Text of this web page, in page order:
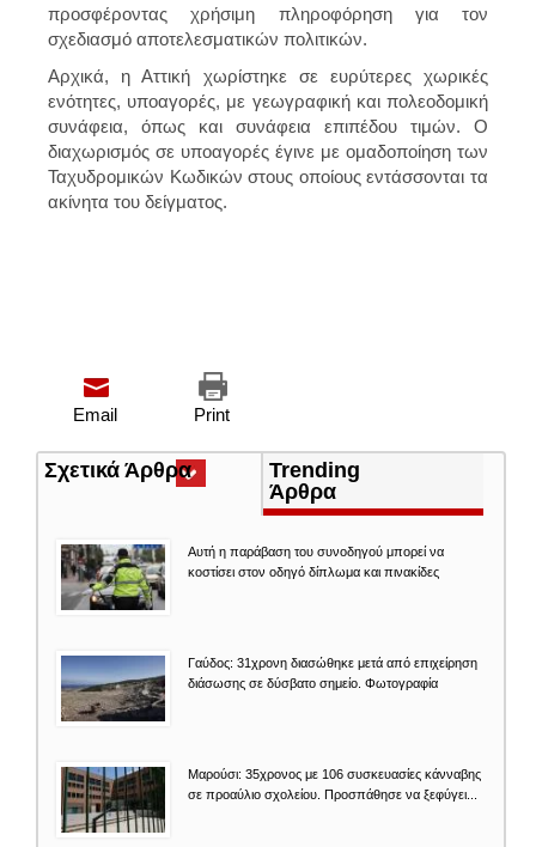
προσφέροντας χρήσιμη πληροφόρηση για τον
σχεδιασμό αποτελεσματικών πολιτικών.
Αρχικά, η Αττική χωρίστηκε σε ευρύτερες χωρικές
ενότητες, υποαγορές, με γεωγραφική και πολεοδομική
συνάφεια, όπως και συνάφεια επιπέδου τιμών. Ο
διαχωρισμός σε υποαγορές έγινε με ομαδοποίηση των
Ταχυδρομικών Κωδικών στους οποίους εντάσσονται τα
ακίνητα του δείγματος.
Print
Email
Σχετικά Άρθρα(ενεργή
καρτέλα)
Trending
Άρθρα
Αυτή η παράβαση του συνοδηγού μπορεί να
κοστίσει στον οδηγό δίπλωμα και πινακίδες
Γαύδος: 31χρονη διασώθηκε μετά από επιχείρηση
διάσωσης σε δύσβατο σημείο. Φωτογραφία
Μαρούσι: 35χρονος με 106 συσκευασίες κάνναβης
σε προαύλιο σχολείου. Προσπάθησε να ξεφύγει...